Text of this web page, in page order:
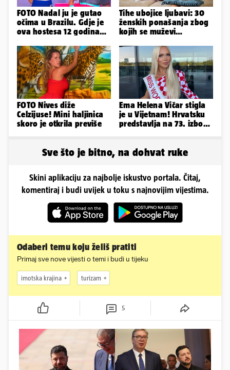
FOTO Nadal ju je gutao
očima u Brazilu. Gdje je
ova hostesa 12 godina
Tihe ubojice ljubavi: 30
ženskih ponašanja zbog
kojih se muževi
FOTO Nives diže
Celzijuse! Mini haljinica
skoro je otkrila previše
Ema Helena Vičar stigla
je u Vijetnam! Hrvatsku
predstavlja na 73. izboru
Sve što je bitno, na dohvat ruke
Skini aplikaciju za najbolje iskustvo portala. Čitaj,
komentiraj i budi uvijek u toku s najnovijim vijestima.
Odaberi temu koju želiš pratiti
Primaj sve nove vijesti o temi i budi u tijeku
imotska krajina turizam
5